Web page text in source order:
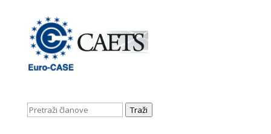
Traži